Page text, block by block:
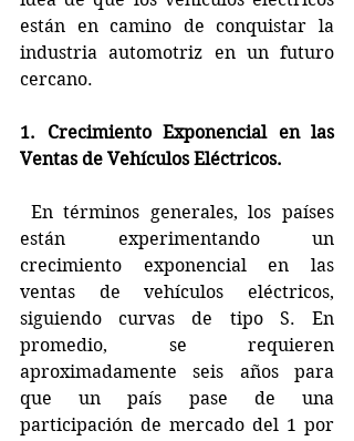
están en camino de conquistar la
industria automotriz en un futuro
cercano.
1. Crecimiento Exponencial en las
Ventas de Vehículos Eléctricos.
están experimentando un
crecimiento exponencial en las
ventas de vehículos eléctricos,
siguiendo curvas de tipo S. En
promedio, se requieren
aproximadamente seis años para
que un país pase de una
participación de mercado del 1 por